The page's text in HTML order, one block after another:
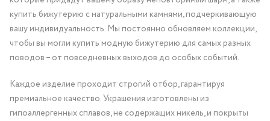
купить бижутерию с натуральными камнями, подчеркивающую
вашу индивидуальность. Мы постоянно обновляем коллекции,
чтобы вы могли купить модную бижутерию для самых разных
поводов – от повседневных выходов до особых событий.
Каждое изделие проходит строгий отбор, гарантируя
премиальное качество. Украшения изготовлены из
гипоаллергенных сплавов, не содержащих никель, и покрыты